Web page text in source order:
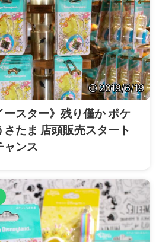
2019/6/19
ースター》残り僅か ポケ
たま 店頭販売スタート
ャンス